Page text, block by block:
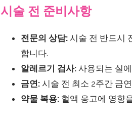
시술 전 준비사항
전문의 상담: 시술 전 반드시
합니다.
알레르기 검사: 사용되는 실
금연: 시술 전 최소 2주간 금
약물 복용: 혈액 응고에 영향